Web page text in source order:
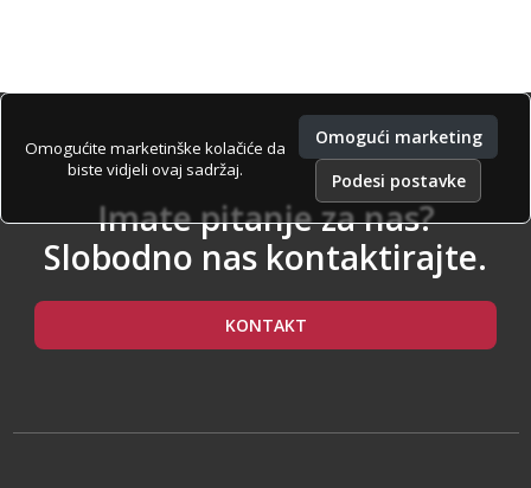
Omogućite marketinške kolačiće da
biste vidjeli ovaj sadržaj.
Omogući marketing
Podesi postavke
Imate pitanje za nas?
Slobodno nas kontaktirajte.
KONTAKT